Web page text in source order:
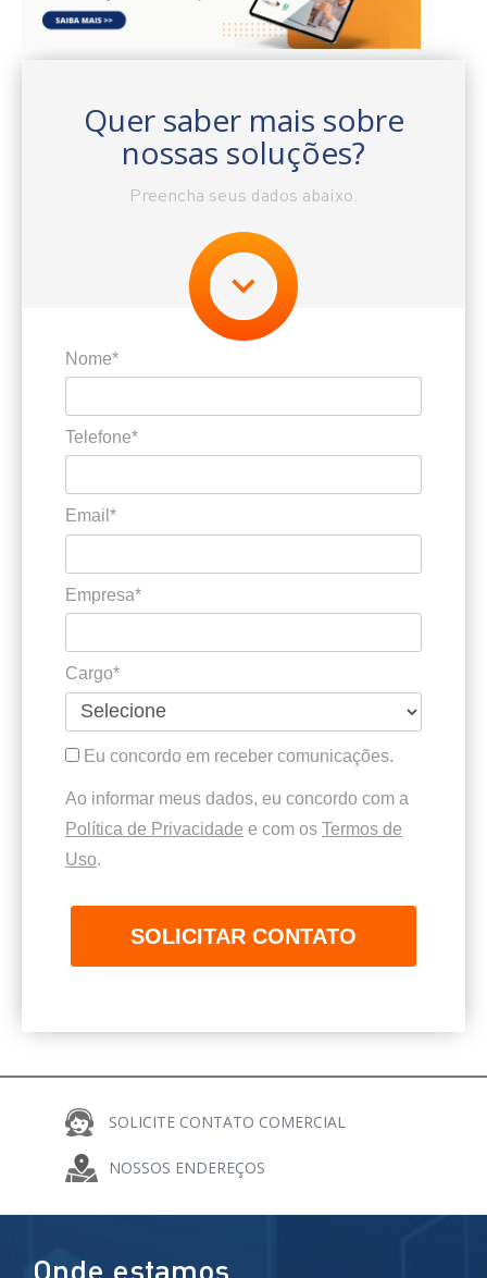
Quer saber mais sobre
nossas soluções?
Preencha seus dados abaixo.
Nome*
Telefone*
Email*
Empresa*
Cargo*
Eu concordo em receber comunicações.
Ao informar meus dados, eu concordo com a
Política de Privacidade e com os Termos de
Uso.
SOLICITAR CONTATO
SOLICITE CONTATO COMERCIAL
NOSSOS ENDEREÇOS
Onde estamos